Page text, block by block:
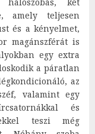
amely teljesen
és a kényelmet,
magánszférát is
egy extra
a páratlan
az
valamint egy
és
teszi még